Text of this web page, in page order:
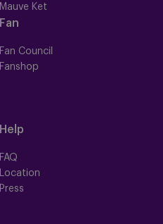
Mauve Ket
Fan
Fan Council
Fanshop
Help
FAQ
Location
Press